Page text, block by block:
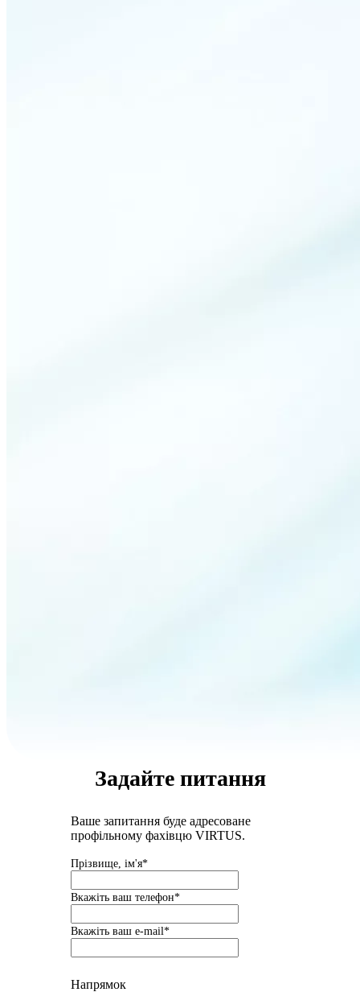
Задайте питання
Ваше запитання буде адресоване
профільному фахівцю VIRTUS.
Прізвище, ім'я*
Вкажіть ваш телефон*
Вкажіть ваш e-mail*
Напрямок